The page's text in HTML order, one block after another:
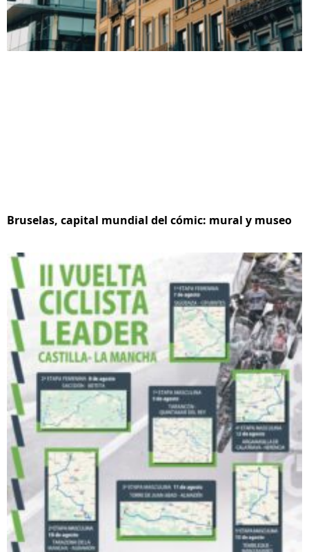
Bruselas, capital mundial del cómic: mural y museo